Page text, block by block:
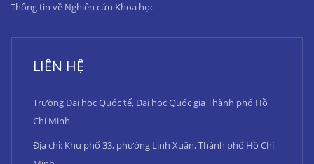
Thông tin về Nghiên cứu Khoa học
LIÊN HỆ
Trường Đại học Quốc tế, Đại học Quốc gia Thành phố Hồ
Chí Minh
Địa chỉ: Khu phố 33, phường Linh Xuân, Thành phố Hồ Chí